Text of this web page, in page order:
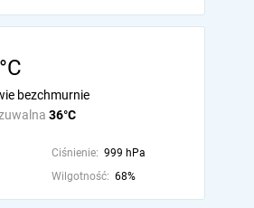
36°C
bezchmurnie
Ciśnienie: 999 hPa
Wilgotność: 68%